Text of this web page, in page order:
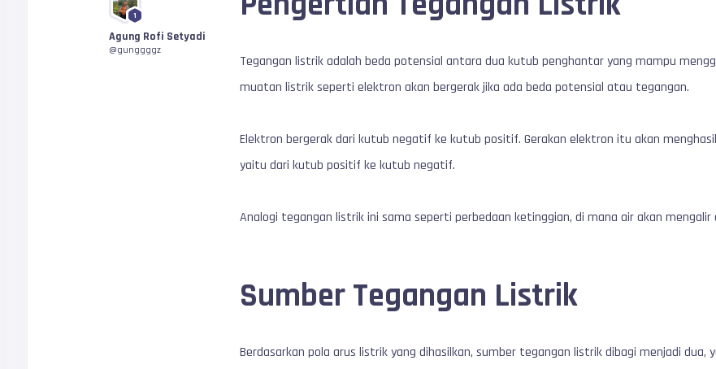
1
Agung Rofi Setyadi
@gunggggz
Tegangan listrik adalah beda potensial antara dua kutub penghantar yang mampu
muatan listrik seperti elektron akan bergerak jika ada beda potensial atau tegangan.
Elektron bergerak dari kutub negatif ke kutub positif. Gerakan elektron itu akan
yaitu dari kutub positif ke kutub negatif.
Analogi tegangan listrik ini sama seperti perbedaan ketinggian, di mana air akan
Sumber Tegangan Listrik
Berdasarkan pola arus listrik yang dihasilkan, sumber tegangan listrik dibagi menjadi dua,